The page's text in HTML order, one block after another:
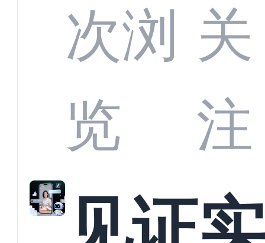
部供应
商深度
解析：
次浏
览
关
注